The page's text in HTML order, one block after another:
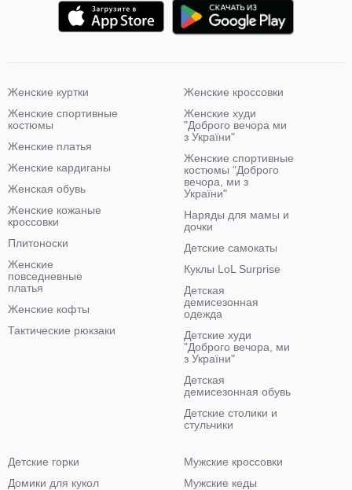
Женские куртки
Женские спортивные
костюмы
Женские платья
Женские кардиганы
Женская обувь
Женские кожаные
кроссовки
Плитоноски
Женские
повседневные
платья
Женские кофты
Тактические рюкзаки
Женские кроссовки
Женские худи
"Доброго вечора ми
з України"
Женские спортивные
костюмы "Доброго
вечора, ми з
України"
Наряды для мамы и
дочки
Детские самокаты
Куклы LoL Surprise
Детская
демисезонная
одежда
Детские худи
"Доброго вечора, ми
з України"
Детская
демисезонная обувь
Детские столики и
стульчики
Детские горки
Домики для кукол
Мужские кроссовки
Мужские кеды